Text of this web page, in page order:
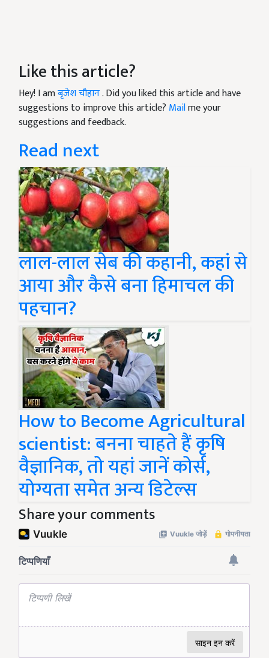
Like this article?
Hey! I amबृजेश चौहान. Did you liked this article and have
suggestions to improve this article? Mailme your
suggestions and feedback.
Read next
लाल-लाल सेब की कहानी, कहां से
आया और कैसे बना हिमाचल की
पहचान?
How to Become Agricultural
scientist: बनना चाहते हैं कृषि
वैज्ञानिक, तो यहां जानें कोर्स,
योग्यता समेत अन्य डिटेल्स
Share your comments